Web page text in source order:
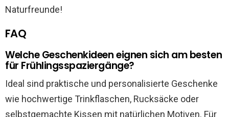
Naturfreunde!
FAQ
Welche Geschenkideen eignen sich am besten
für Frühlingsspaziergänge?
Ideal sind praktische und personalisierte Geschenke
wie hochwertige Trinkflaschen, Rucksäcke oder
selbstgemachte Kissen mit natürlichen Motiven. Für